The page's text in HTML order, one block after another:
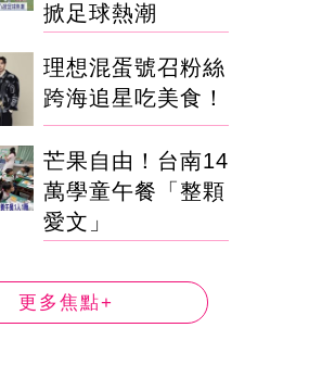
掀足球熱潮
理想混蛋號召粉絲
跨海追星吃美食！
芒果自由！台南14
萬學童午餐「整顆
愛文」
更多焦點+